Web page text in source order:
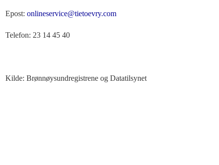
Epost: onlineservice@tietoevry.com
Telefon: 23 14 45 40
Kilde: Brønnøysundregistrene og Datatilsynet